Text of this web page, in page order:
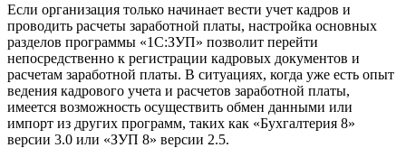
Если организация только начинает вести учет кадров и
проводить расчеты заработной платы, настройка основных
разделов программы «1С:ЗУП» позволит перейти
непосредственно к регистрации кадровых документов и
расчетам заработной платы. В ситуациях, когда уже есть опыт
ведения кадрового учета и расчетов заработной платы,
имеется возможность осуществить обмен данными или
импорт из других программ, таких как «Бухгалтерия 8»
версии 3.0 или «ЗУП 8» версии 2.5.